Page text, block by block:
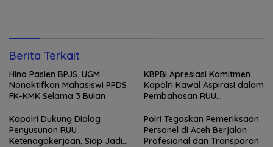
Berita Terkait
Hina Pasien BPJS, UGM
Nonaktifkan Mahasiswi PPDS
FK-KMK Selama 3 Bulan
KBPBI Apresiasi Komitmen
Kapolri Kawal Aspirasi dalam
Pembahasan RUU
Kapolri Dukung Dialog
Penyusunan RUU
Ketenagakerjaan, Siap Jadi
Polri Tegaskan Pemeriksaan
Personel di Aceh Berjalan
Profesional dan Transparan